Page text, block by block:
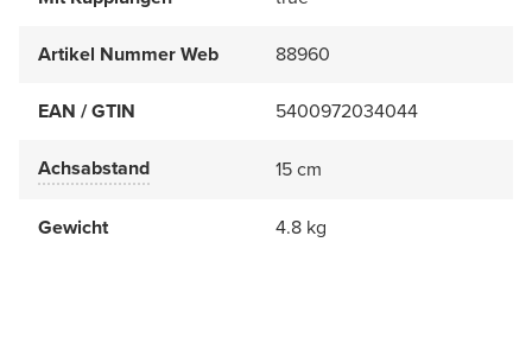
Artikel Nummer Web 88960
EAN / GTIN 5400972034044
Achsabstand 15 cm
Gewicht 4.8 kg